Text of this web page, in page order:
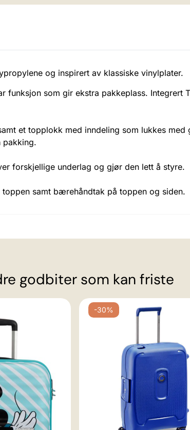
og inspirert av klassiske vinylplater.
funksjon som gir ekstra pakkeplass. Integrert
et topplokk med inndeling som lukkes
pakking.
forskjellige underlag og gjør den lett å styre.
samt bærehåndtak på toppen og siden.
godbiter som kan friste
-30%